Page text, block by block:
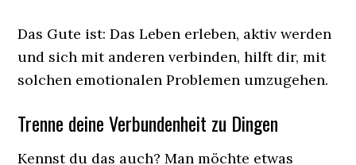
Das Gute ist: Das Leben erleben, aktiv werden
und sich mit anderen verbinden, hilft dir, mit
solchen emotionalen Problemen umzugehen.
Trenne deine Verbundenheit zu Dingen
Kennst du das auch? Man möchte etwas